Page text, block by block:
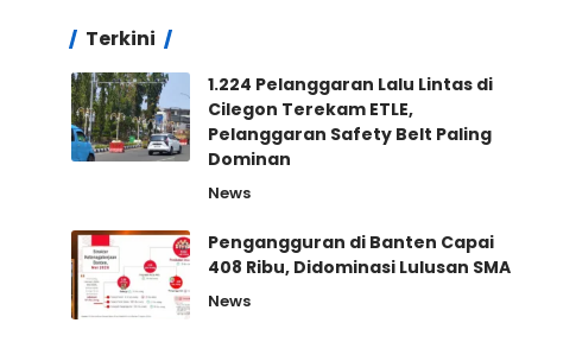
Terkini
1.224 Pelanggaran Lalu Lintas di
Cilegon Terekam ETLE,
Pelanggaran Safety Belt Paling
Dominan
News
Pengangguran di Banten Capai
408 Ribu, Didominasi Lulusan SMA
News